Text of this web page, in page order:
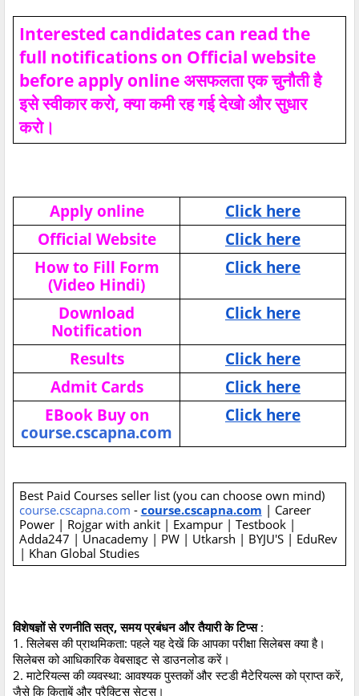
Interested candidates can read the
full notifications on Official website
before apply online असफलता एक चुनौती है
इसे स्वीकार करो, क्या कमी रह गई देखो और सुधार
करो।
Apply online
Click here
Official Website
Click here
How to Fill Form
(Video Hindi)
Click here
Download
Notification
Click here
Results
Click here
Admit Cards
Click here
EBook Buy on
course.cscapna.com
Click here
Best Paid Courses seller list (you can choose own mind)
course.cscapna.com - course.cscapna.com | Career
Power | Rojgar with ankit | Exampur | Testbook |
Adda247 | Unacademy | PW | Utkarsh | BYJU'S | EduRev
| Khan Global Studies
विशेषज्ञों से रणनीति सत्र, समय प्रबंधन और तैयारी के टिप्स:
1. सिलेबस की प्राथमिकता: पहले यह देखें कि आपका परीक्षा सिलेबस क्या है।
सिलेबस को आधिकारिक वेबसाइट से डाउनलोड करें।
2. माटेरियल्स की व्यवस्था: आवश्यक पुस्तकों और स्टडी मैटेरियल्स को प्राप्त करें,
जैसे कि किताबें और प्रैक्टिस सेट्स।